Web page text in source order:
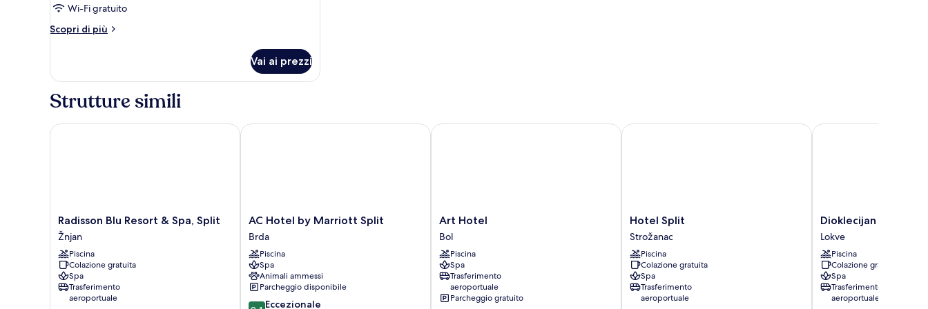
Wi-Fi gratuito
Scopri di più
Altri
Vai ai prezzi
Strutture simili
Radisson
Blu
Resort
&
Spa,
Split
Žnjan
Radisson Blu Resort & Spa, Split
Žnjan
Piscina
Colazione gratuita
Spa
Trasferimento
aeroportuale
Radisson Blu Resort & Spa, Split
AC
Hotel
by
Marriott
Split
Brda
AC Hotel by Marriott Split
Brda
Piscina
Spa
Animali ammessi
Parcheggio disponibile
9.4 Eccezionale
AC Hotel by Marriott Split
Art
Hotel
Bol
Art Hotel
Bol
Piscina
Spa
Trasferimento
aeroportuale
Parcheggio gratuito
Art Hotel
Hotel
Split
Strožanac
Hotel Split
Strožanac
Piscina
Colazione gratuita
Spa
Trasferimento
aeroportuale
Hotel Split
Dioklecijan
Hotel
&
Residence
Lokve
Dioklecijan Hotel &
Lokve
Piscina
Colazione gratuita
Spa
Trasferimento
aeroportuale
Dioklecijan Hotel &